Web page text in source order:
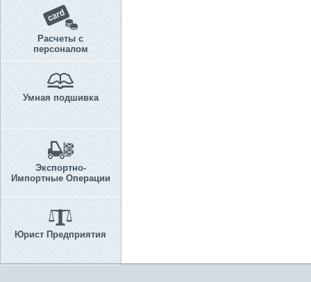
Расчеты с
персоналом
Умная подшивка
Экспортно-
Импортные Операции
Юрист Предприятия